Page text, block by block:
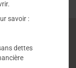
savoir :
dettes